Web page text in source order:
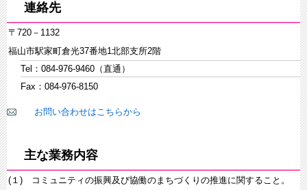
連絡先
〒720－1132
福山市駅家町倉光37番地1北部支所2階
Tel：084-976-9460（直通）
Fax：084-976-8150
お問い合わせはこちらから
主な業務内容
(１) コミュニティの振興及び協働のまちづくりの推進に関すること。